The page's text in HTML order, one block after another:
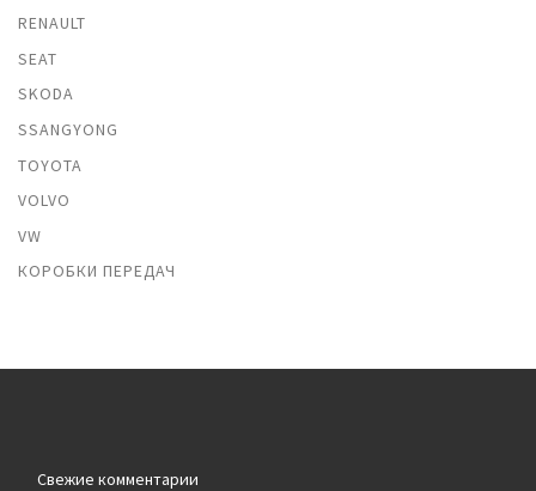
RENAULT
SEAT
SKODA
SSANGYONG
TOYOTA
VOLVO
VW
КОРОБКИ ПЕРЕДАЧ
Свежие комментарии